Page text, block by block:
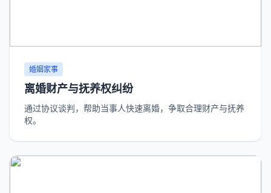
婚姻家事
离婚财产与抚养权纠纷
通过协议谈判，帮助当事人快速离婚，争取合理财产与抚养
权。